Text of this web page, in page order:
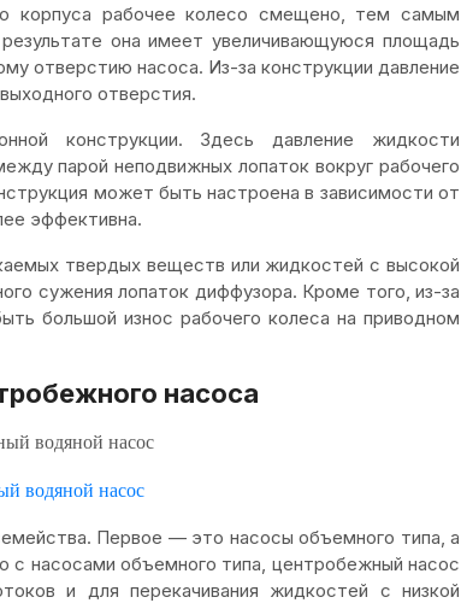
корпуса рабочее колесо смещено, тем самым
она имеет увеличивающуюся площадь
отверстию насоса. Из-за конструкции давление
отверстия.
конструкции. Здесь давление жидкости
парой неподвижных лопаток вокруг рабочего
может быть настроена в зависимости от
эффективна.
твердых веществ или жидкостей с высокой
сужения лопаток диффузора. Кроме того, из-за
большой износ рабочего колеса на приводном
насоса
водяной насос
Первое — это насосы объемного типа, а
насосами объемного типа, центробежный насос
и для перекачивания жидкостей с низкой